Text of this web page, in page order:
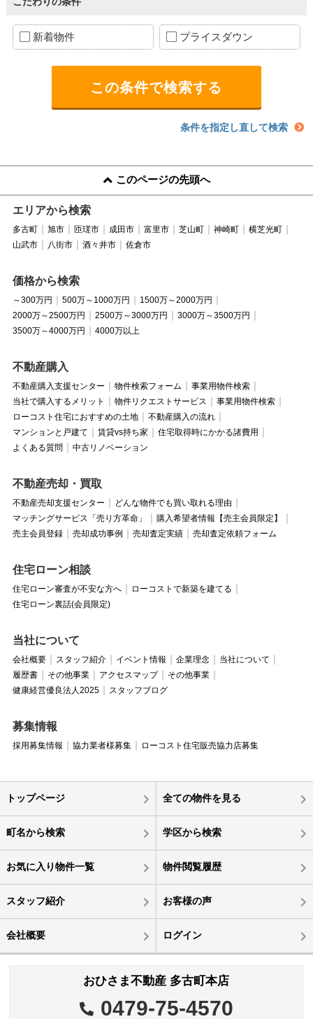
新着物件 プライスダウン
条件を指定し直して検索
このページの先頭へ
エリアから検索
多古町 旭市 匝瑳市 成田市 富里市 芝山町 神崎町
横芝光町
山武市
八街市 酒々井市 佐倉市
価格から検索
～300万円 500万～1000万円
1500万～2000万円
2000万～2500万円
2500万～3000万円
3000万～3500万円
3500万～4000万円
4000万以上
不動産購入
不動産購入支援センター 物件検索フォーム
事業用物件検索
当社で購入するメリット
物件リクエストサービス
事業用物件検索
ローコスト住宅におすすめの土地
不動産購入の流れ
マンションと戸建て
賃貸vs持ち家
住宅取得時にかかる諸費用
よくある質問
中古リノベーション
不動産売却・買取
不動産売却支援センター
どんな物件でも買い取れる理由
マッチングサービス「売り方革命」
購入希望者情報【売主会員限定】
売主会員登録
売却成功事例 売却査定実績 売却査定依頼フォーム
住宅ローン相談
住宅ローン審査が不安な方へ
ローコストで新築を建てる
住宅ローン裏話(会員限定)
当社について
会社概要 スタッフ紹介 イベント情報 企業理念
当社について
履歴書
その他事業 アクセスマップ
その他事業
健康経営優良法人2025
スタッフブログ
募集情報
採用募集情報 協力業者様募集 ローコスト住宅販売協力店募集
トップページ 全ての物件を見る
町名から検索 学区から検索
お気に入り物件一覧 物件閲覧履歴
スタッフ紹介 お客様の声
会社概要 ログイン
おひさま不動産 多古町本店
0479-75-4570